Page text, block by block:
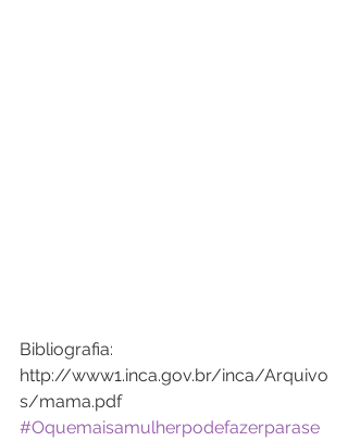
Bibliografia:
http://www1.inca.gov.br/inca/Arquivo
s/mama.pdf
#Oquemaisamulherpodefazerparase